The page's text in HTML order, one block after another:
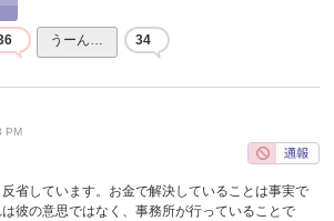
うーん… 34
PM
省しています。お金で解決していることは事実で
彼の意思ではなく、事務所が行っていることで